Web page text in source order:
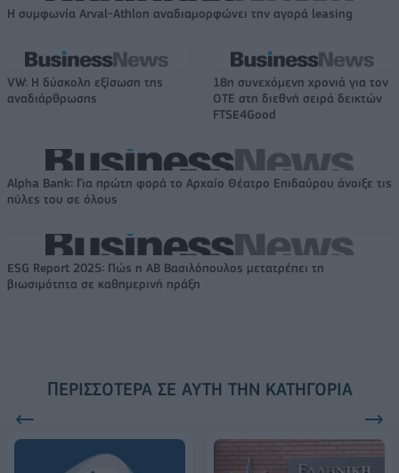
Η συμφωνία Arval-Athlon αναδιαμορφώνει την αγορά leasing
VW: Η δύσκολη εξίσωση της
αναδιάρθρωσης
18η συνεχόμενη χρονιά για τον
ΟΤΕ στη διεθνή σειρά δεικτών
FTSE4Good
Alpha Bank: Για πρώτη φορά το Αρχαίο Θέατρο Επιδαύρου άνοιξε τις
πύλες του σε όλους
ESG Report 2025: Πώς η ΑΒ Βασιλόπουλος μετατρέπει τη
βιωσιμότητα σε καθημερινή πράξη
ΠΕΡΙΣΣΌΤΕΡΑ ΣΕ ΑΥΤΉ ΤΗΝ ΚΑΤΗΓΟΡΊΑ